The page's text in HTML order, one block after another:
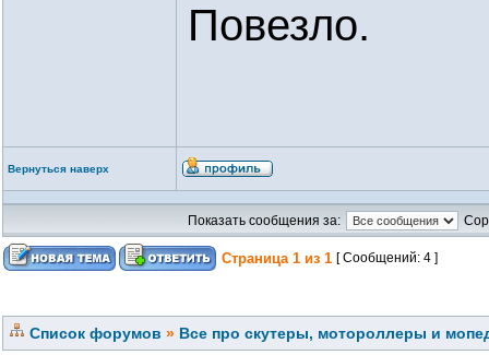
Повезло.
Вернуться наверх
Показать сообщения за:
Страница 1 из 1 [ Сообщений: 4 ]
Список форумов » Все про скутеры, мотороллеры и